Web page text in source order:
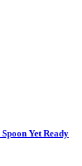
Yet Ready